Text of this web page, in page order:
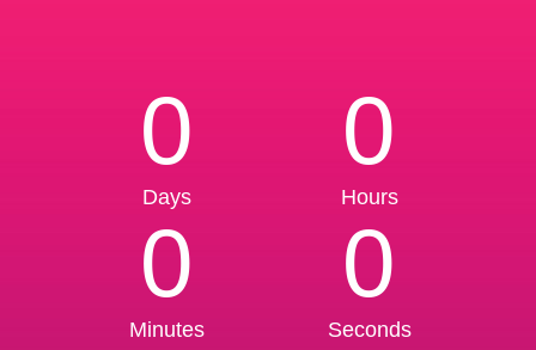
0
Days
0
Hours
0
Minutes
0
Seconds